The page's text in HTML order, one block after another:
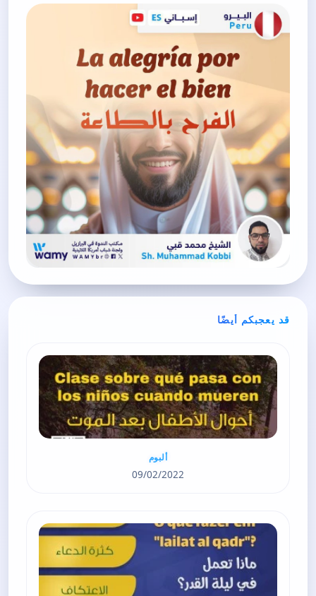
قد يعجبكم أيضًا
ألبوم
09/02/2022